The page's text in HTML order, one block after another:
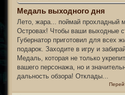
Медаль выходного дня
Лето, жара... поймай прохладный
Островах! Чтобы ваши выходные
Губернатор приготовил для всех
подарок. Заходите в игру и
Медаль, которая не только
вашего персонажа, но и
дальность обзора! Отклады...